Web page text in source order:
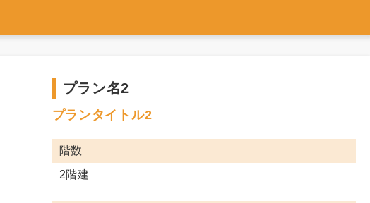
プラン名2
プランタイトル2
階数
2階建